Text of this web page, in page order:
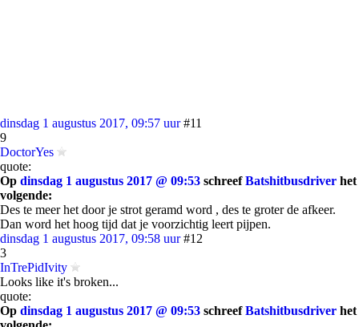
dinsdag 1 augustus 2017, 09:57 uur #11
9
DoctorYes
quote:
Op dinsdag 1 augustus 2017 @ 09:53 schreefBatshitbusdriver het
volgende:
Des te meer het door je strot geramd word , des te groter de afkeer.
Dan word het hoog tijd dat je voorzichtig leert pijpen.
dinsdag 1 augustus 2017, 09:58 uur #12
3
InTrePidIvity
Looks like it's broken...
quote:
Op dinsdag 1 augustus 2017 @ 09:53 schreefBatshitbusdriver het